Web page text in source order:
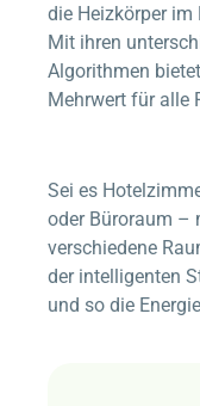
die Heizkörper
Mit ihren
Algorithmen bietet
Mehrwert für alle
Sei es
oder Büroraum –
verschiedene
der intelligenten
und so die